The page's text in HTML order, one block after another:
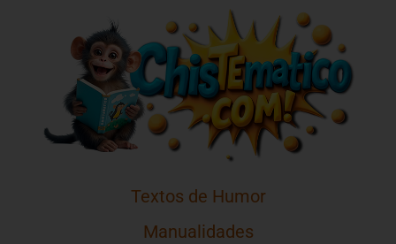
Textos de Humor
Manualidades